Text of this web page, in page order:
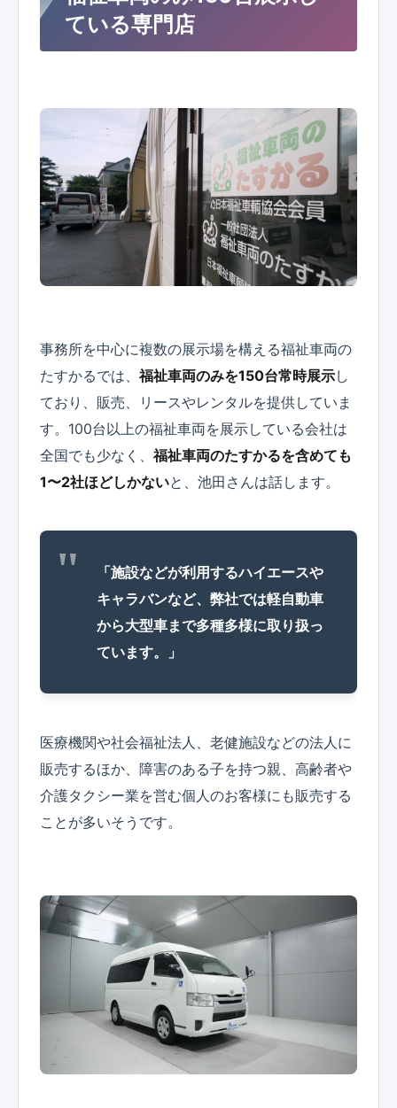
ている専門店
事務所を中心に複数の展示場を構える福祉車両の
たすかるでは、 福祉車両のみを150台常時展示し
ており、販売、リースやレンタルを提供していま
す。100台以上の福祉車両を展示している会社は
全国でも少なく、 福祉車両のたすかるを含めても
1〜2社ほどしかないと、池田さんは話します。
「施設などが利用するハイエースや
キャラバンなど、弊社では軽自動車
から大型車まで多種多様に取り扱っ
ています。」
医療機関や社会福祉法人、老健施設などの法人に
販売するほか、障害のある子を持つ親、高齢者や
介護タクシー業を営む個人のお客様にも販売する
ことが多いそうです。